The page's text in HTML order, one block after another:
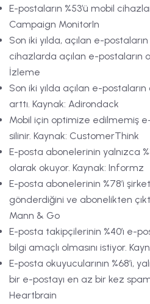
E-postaların %53’ü mobil
Campaign MonitorIn
Son iki yılda, açılan e-
cihazlarda açılan e-postaların
İzleme
Son iki yılda açılan e-postaların
arttı. Kaynak: Adirondack
Mobil için optimize edilmemiş e-
silinir. Kaynak: CustomerThink
E-posta abonelerinin yalnızca
olarak okuyor. Kaynak: Informz
E-posta abonelerinin %78’i
gönderdiğini ve abonelikten
Mann & Go
E-posta takipçilerinin %40’ı e-
bilgi amaçlı olmasını istiyor.
E-posta okuyucularının %68’i,
bir e-postayı en az bir kez
Heartbrain